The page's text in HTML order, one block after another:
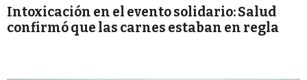
Intoxicación en el evento solidario: Salud
confirmó que las carnes estaban en regla